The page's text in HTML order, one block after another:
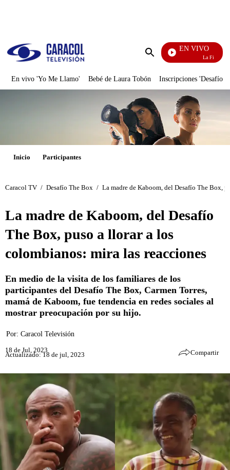
Enviar
EN VIVO
La Finca De
En vivo 'Yo Me Llamo' Bebé de Laura Tobón Inscripciones 'Desafío'
Inicio Participantes
Caracol TV / Desafío The Box / La madre de Kaboom, del Desafío The Box,
La madre de Kaboom, del Desafío
The Box, puso a llorar a los
colombianos: mira las reacciones
En medio de la visita de los familiares de los
participantes del Desafío The Box, Carmen Torres,
mamá de Kaboom, fue tendencia en redes sociales al
mostrar preocupación por su hijo.
Por: Caracol Televisión
18 de Jul, 2023
Actualizado: 18 de jul, 2023 Compartir